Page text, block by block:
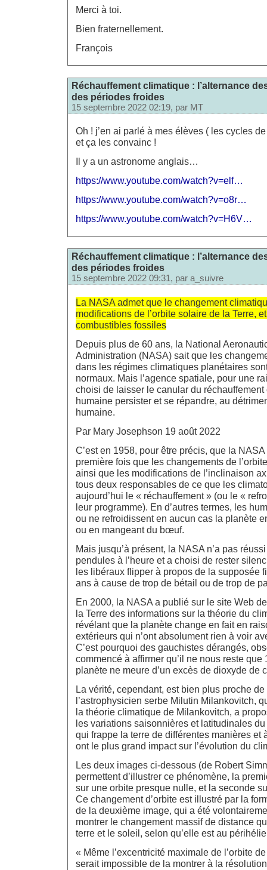
Merci à toi.
Bien fraternellement.
François
Réchauffement climatique : l’alternance
des périodes froides
15 septembre 2022 02:19, par MT
Oh ! j’en ai parlé à mes élèves ( les cycles
et ça les convainc !
Il y a un astronome anglais…
https://www.youtube.com/watch?v=elf…
https://www.youtube.com/watch?v=o8r…
https://www.youtube.com/watch?v=H6V…
Réchauffement climatique : l’alternance
des périodes froides
15 septembre 2022 09:31, par a_suivre
La NASA admet que le changement
modifications de l’orbite solaire de la Terre,
combustibles fossiles
Depuis plus de 60 ans, la National
Administration (NASA) sait que les
dans les régimes climatiques planétaires
normaux. Mais l’agence spatiale, pour une
choisi de laisser le canular du réchauffement
humaine persister et se répandre, au
humaine.
Par Mary Josephson 19 août 2022
C’est en 1958, pour être précis, que la
première fois que les changements de
ainsi que les modifications de l’inclinaison
tous deux responsables de ce que les
aujourd’hui le « réchauffement » (ou le «
leur programme). En d’autres termes, les
ou ne refroidissent en aucun cas la planète
ou en mangeant du bœuf.
Mais jusqu’à présent, la NASA n’a pas
pendules à l’heure et a choisi de rester
les libéraux flipper à propos de la supposée
ans à cause de trop de bétail ou de trop de
En 2000, la NASA a publié sur le site Web
la Terre des informations sur la théorie du
révélant que la planète change en fait en
extérieurs qui n’ont absolument rien à voir
C’est pourquoi des gauchistes dérangés,
commencé à affirmer qu’il ne nous reste
planète ne meure d’un excès de dioxyde de
La vérité, cependant, est bien plus proche de
l’astrophysicien serbe Milutin Milankovitch,
la théorie climatique de Milankovitch, a
les variations saisonnières et latitudinales
qui frappe la terre de différentes manières et
ont le plus grand impact sur l’évolution du
Les deux images ci-dessous (de Robert
permettent d’illustrer ce phénomène, la
sur une orbite presque nulle, et la seconde
Ce changement d’orbite est illustré par la
de la deuxième image, qui a été
montrer le changement massif de distance
terre et le soleil, selon qu’elle est au
« Même l’excentricité maximale de l’orbite
serait impossible de la montrer à la